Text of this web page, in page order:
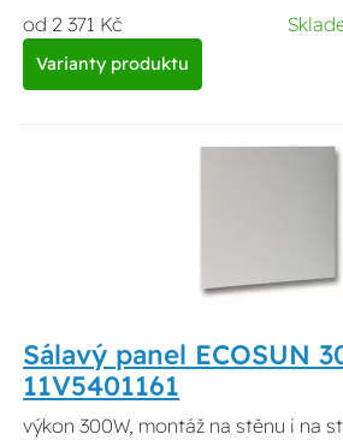
od 2 371 Kč
Varianty produktu
Sálavý panel ECOSUN
11V5401161
výkon 300W, montáž na stěnu i na